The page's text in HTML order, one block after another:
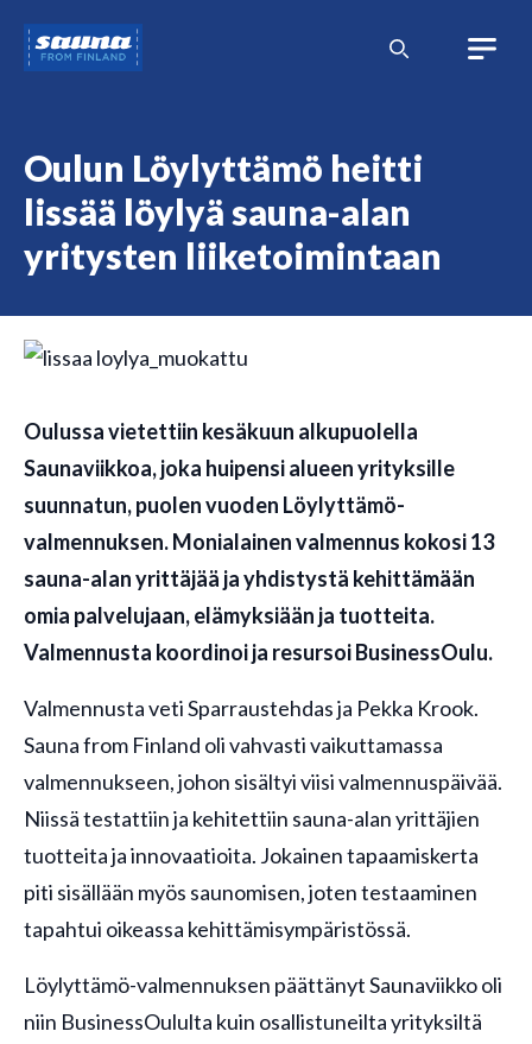
sisältöön
Sauna
from
Oulun Löylyttämö heitti
lissää löylyä sauna-alan
yritysten liiketoimintaan
Oulussa vietettiin kesäkuun alkupuolella
Saunaviikkoa, joka huipensi alueen yrityksille
suunnatun, puolen vuoden Löylyttämö-
valmennuksen. Monialainen valmennus kokosi 13
sauna-alan yrittäjää ja yhdistystä kehittämään
omia palvelujaan, elämyksiään ja tuotteita.
Valmennusta koordinoi ja resursoi BusinessOulu.
Valmennusta veti Sparraustehdas ja Pekka Krook.
Sauna from Finland oli vahvasti vaikuttamassa
valmennukseen, johon sisältyi viisi valmennuspäivää.
Niissä testattiin ja kehitettiin sauna-alan yrittäjien
tuotteita ja innovaatioita. Jokainen tapaamiskerta
piti sisällään myös saunomisen, joten testaaminen
tapahtui oikeassa kehittämisympäristössä.
Löylyttämö-valmennuksen päättänyt Saunaviikko oli
niin BusinessOululta kuin osallistuneilta yrityksiltä